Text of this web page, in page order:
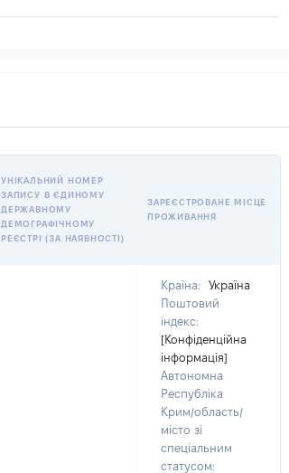
УНІКАЛЬНИЙ НОМЕР
ЗАПИСУ В ЄДИНОМУ
ДЕРЖАВНОМУ
ДЕМОГРАФІЧНОМУ
РЕЄСТРІ (ЗА НАЯВНОСТІ)
ЗАРЕЄСТРОВАНЕ МІСЦЕ
ПРОЖИВАННЯ
Країна:
Україна
Поштовий
індекс:
[Конфіденційна
інформація]
Автономна
Республіка
Крим/область/
місто зі
спеціальним
статусом: